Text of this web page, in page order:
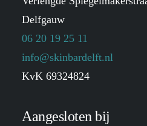
Delfgauw
06 20 19 25 11
info@skinbardelft.nl
KvK 69324824
Aangesloten bij